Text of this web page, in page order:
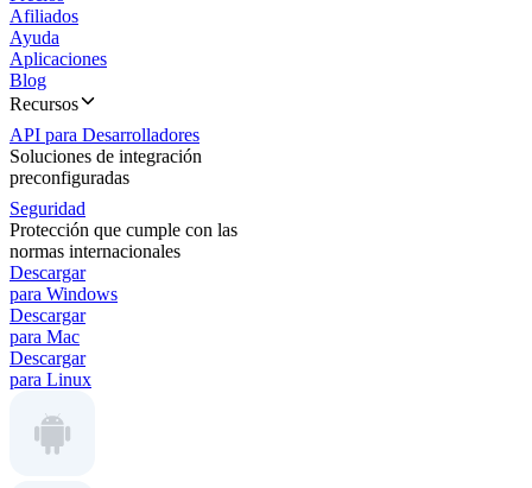
Afiliados
Ayuda
Aplicaciones
Blog
Recursos
API para Desarrolladores
Soluciones de integración
preconfiguradas
Seguridad
Protección que cumple con las
normas internacionales
Descargar
para Windows
Descargar
para Mac
Descargar
para Linux